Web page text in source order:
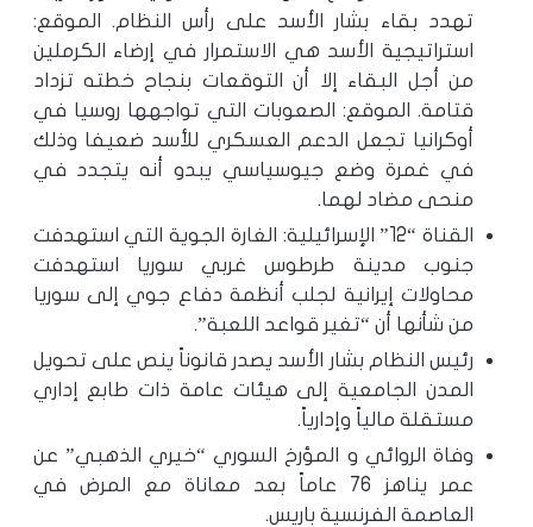
تهدد بقاء بشار الأسد على رأس النظام. الموقع:
استراتيجية الأسد هي الاستمرار في إرضاء الكرملين
من أجل البقاء إلا أن التوقعات بنجاح خطته تزداد
قتامة. الموقع: الصعوبات التي تواجهها روسيا في
أوكرانيا تجعل الدعم العسكري للأسد ضعيفا وذلك
في غمرة وضع جيوسياسي يبدو أنه يتجدد في
منحى مضاد لهما.
القناة “12” الإسرائيلية: الغارة الجوية التي استهدفت
جنوب مدينة طرطوس غربي سوريا استهدفت
محاولات إيرانية لجلب أنظمة دفاع جوي إلى سوريا
من شأنها أن “تغير قواعد اللعبة”.
رئيس النظام بشار الأسد يصدر قانوناً ينص على تحويل
المدن الجامعية إلى هيئات عامة ذات طابع إداري
مستقلة مالياً وإدارياً.
وفاة الروائي و المؤرخ السوري “خيري الذهبي” عن
عمر يناهز 76 عاماً بعد معاناة مع المرض في
العاصمة الفرنسية باريس.